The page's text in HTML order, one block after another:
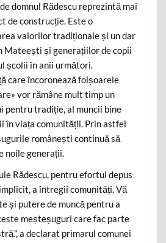
domnul Rădescu reprezintă mai
de construcție. Este o
valorilor tradiționale și un dar
Mateești și generațiilor de copii
școlii în anii următori.
care încoronează foișoarele
vor rămâne mult timp un
pentru tradiție, al muncii bine
în viața comunității. Prin astfel
românești continuă să
noile generații.
Rădescu, pentru efortul depus
a întregii comunități. Vă
și putere de muncă pentru a
meșteșuguri care fac parte
a declarat primarul comunei